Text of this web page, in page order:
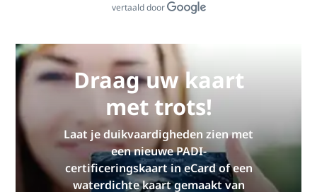
vertaald door
Draag uw kaart
met trots!
Laat je duikvaardigheden zien met
een nieuwe PADI-
certificeringskaart in eCard of een
waterdichte kaart gemaakt van